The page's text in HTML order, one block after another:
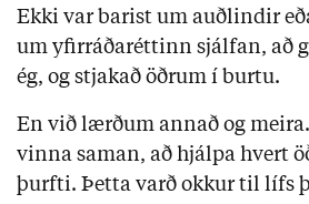
Ekki var barist um auðlindir
um yfirráðaréttinn sjálfan, að
ég, og stjakað öðrum í burtu.
En við lærðum annað og
vinna saman, að hjálpa hvert
þurfti. Þetta varð okkur til lífs